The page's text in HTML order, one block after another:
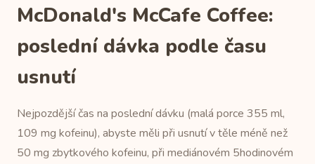
McDonald's McCafe Coffee:
poslední dávka podle času
usnutí
Nejpozdější čas na poslední dávku (malá porce 355 ml,
109 mg kofeinu), abyste měli při usnutí v těle méně než
50 mg zbytkového kofeinu, při mediánovém 5hodinovém